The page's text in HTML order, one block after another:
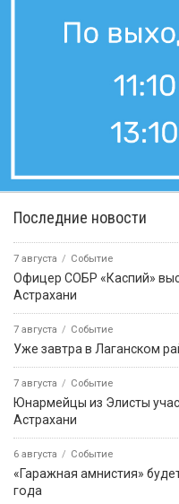
Последние новости
7 августа Событие
Офицер СОБР «Каспий»
Астрахани
7 августа Событие
Уже завтра в Лаганском
7 августа Событие
Юнармейцы из Элисты
Астрахани
6 августа Событие
«Гаражная амнистия»
года